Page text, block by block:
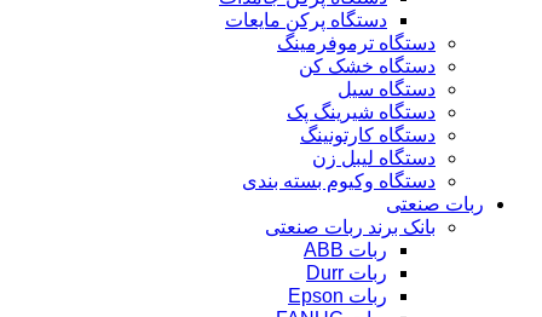
دستگاه پرکن مایعات
دستگاه ترموفرمینگ
دستگاه خشک کن
دستگاه سیل
دستگاه شیرینگ پک
دستگاه کارتونینگ
دستگاه لیبل زن
دستگاه وکیوم بسته بندی
ربات صنعتی
بانک برند ربات صنعتی
ربات ABB
ربات Durr
ربات Epson